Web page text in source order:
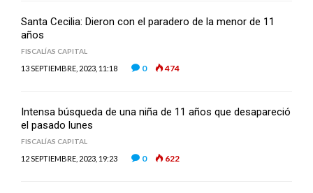
Santa Cecilia: Dieron con el paradero de la menor de 11
años
FISCALÍAS CAPITAL
13 SEPTIEMBRE, 2023, 11:18 0 474
Intensa búsqueda de una niña de 11 años que desapareció
el pasado lunes
FISCALÍAS CAPITAL
12 SEPTIEMBRE, 2023, 19:23 0 622